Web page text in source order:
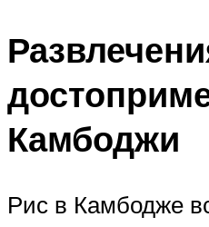
Камбоджи
Рис в Камбодже